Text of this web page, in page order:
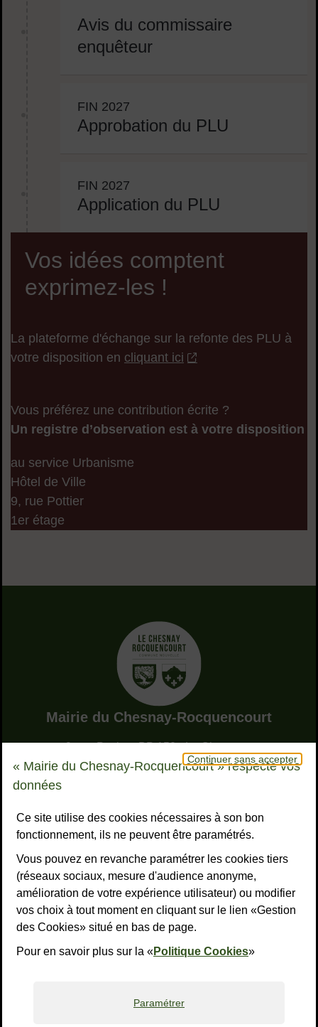
Continuer sans accepter
« Mairie du Chesnay-Rocquencourt » respecte vos
données
Ce site utilise des cookies nécessaires à son bon
fonctionnement, ils ne peuvent être paramétrés.
Vous pouvez en revanche paramétrer les cookies tiers
(réseaux sociaux, mesure d'audience anonyme,
amélioration de votre expérience utilisateur) ou modifier
vos choix à tout moment en cliquant sur le lien «Gestion
des Cookies» situé en bas de page.
Pour en savoir plus sur la «Politique Cookies»
Paramétrer
Avis du commissaire
enquêteur
FIN 2027
Approbation du PLU
FIN 2027
Application du PLU
Vos idées comptent
exprimez-les !
La plateforme d'échange sur la refonte des PLU à
votre disposition en cliquant ici
Vous préférez une contribution écrite ?
Un registre d’observation est à votre disposition
au service Urbanisme
Hôtel de Ville
9, rue Pottier
1er étage
Adresse dans le pied de page
Mairie du Chesnay-Rocquencourt
78155 Le Chesnay-Rocquencourt cedex
NOUS CONTACTER
S’ABONNER À LA LETTRE D’INFO
Liens réseaux sociaux
Facebook
Instagram
YouTube
Liens bas de page
Mentions légalesAccessibilité : non conforme
Politiques de confidentialitéGestion des cookies